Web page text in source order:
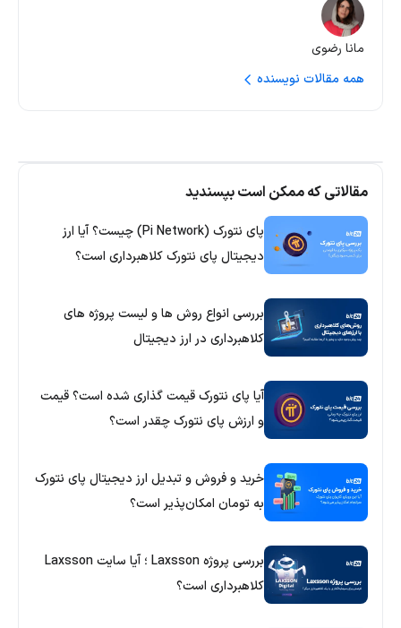
مانا رضوی
همه مقالات نویسنده
مقالاتی که ممکن است بپسندید
پای نتورک (Pi Network) چیست؟ آیا ارز
دیجیتال پای نتورک کلاهبرداری است؟
بررسی انواع روش ها و لیست پروژه های
کلاهبرداری در ارز دیجیتال
آیا پای نتورک قیمت گذاری شده است؟ قیمت
و ارزش پای نتورک چقدر است؟
خرید و فروش و تبدیل ارز دیجیتال پای نتورک
به تومان امکان‌پذیر است؟
بررسی پروژه Laxsson ؛ آیا سایت Laxsson
کلاهبرداری است؟